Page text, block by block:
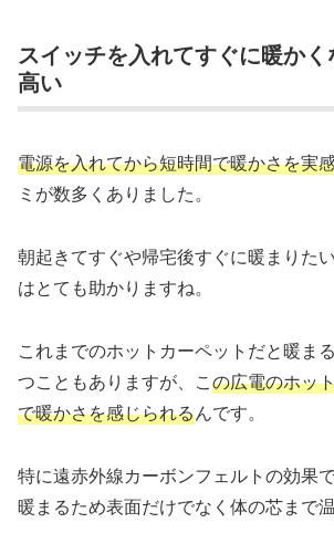
スイッチを入れてすぐに暖か
高い
電源を入れてから短時間で暖かさを実
ミが数多くありました。
朝起きてすぐや帰宅後すぐに暖まりた
はとても助かりますね。
これまでのホットカーペットだと暖ま
つこともありますが、この広電のホッ
で暖かさを感じられるんです。
特に遠赤外線カーボンフェルトの効果
暖まるため表面だけでなく体の芯まで